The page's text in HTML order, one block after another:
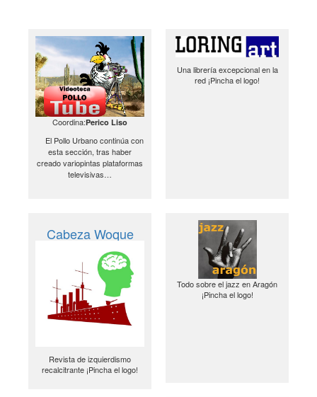
Coordina:Perico Liso
El Pollo Urbano continúa con
esta sección, tras haber
creado variopintas plataformas
televisivas…
Una librería excepcional en la
red ¡Pincha el logo!
Cabeza Woque
Revista de izquierdismo
recalcitrante ¡Pincha el logo!
Todo sobre el jazz en Aragón
¡Pincha el logo!